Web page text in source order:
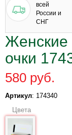
всей
России и
СНГ
Женские
очки
580 руб.
Артикул: 174340
Цвета